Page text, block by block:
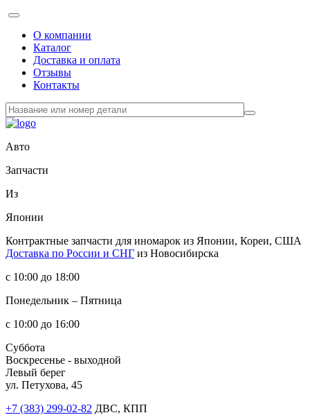
О компании
Каталог
Доставка и оплата
Отзывы
Контакты
Авто
Запчасти
Из
Японии
Контрактные запчасти для иномарок из Японии, Кореи, США
Доставка по России и СНГ из Новосибирска
с 10:00 до 18:00
Понедельник – Пятница
с 10:00 до 16:00
Суббота
Воскресенье - выходной
Левый берег
ул. Петухова, 45
+7 (383) 299-02-82 ДВС, КПП